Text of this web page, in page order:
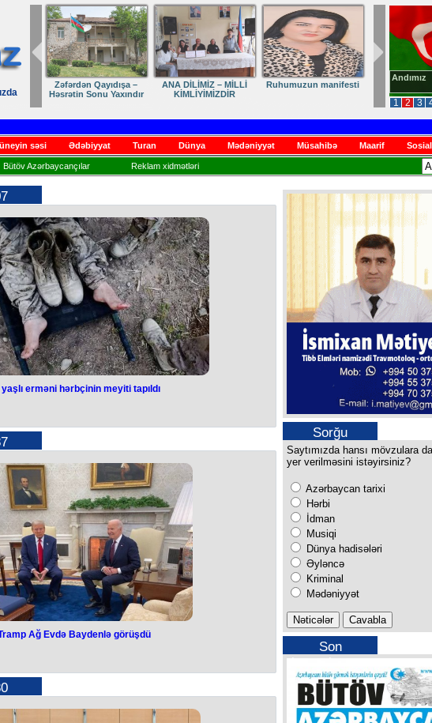
1 2 3
Andımız
Zəfərdən Qayıdışa –
Həsrətin Sonu Yaxındır
ANA DİLİMİZ – MİLLİ
KİMLİYİMİZDİR
Ruhumuzun manifesti
səsi Ədəbiyyat Turan Dünya Mədəniyyət Müsahibə Maarif
Bütöv Azərbaycançılar Reklam xidmətləri
tapıldı
Müdafiə Nazirliyi məlumatı təsdiq edib.
19 yaşlı sakini Narek Qriqoryanın meyitinin
Onun hansı şəraitdə ölməsi açıqlanmayıb.
hərbçinin asılmış vəziyyətdə tapıldığını iddia edib.
Faktla bağlı araşdırma aparılır.
erməni hərbçinin meyiti tapıldı
prezidenti Donald Tramp Ağ Evə gedib.
haqda ABŞ mətbuatı məlumat yayıb.
ötürülməsi ilə bağlı müzakirələr aparılacaq.
Ağ Evdə Baydenlə görüşdü
Sorğu
Saytımızda hansı mövzulara
yer verilməsini istəyirsiniz?
Azərbaycan tarixi
Hərbi
İdman
Musiqi
Dünya hadisələri
Əyləncə
Kriminal
Mədəniyyət
Son
buraxılışımız